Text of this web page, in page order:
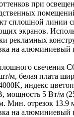
при
сплошной линии
экранов.
рекламных
на алюминиевый
свечения
м, белая плата
индекс
мощность 5 Вт/м
Мин. отрезок 13.9
на алюминиевый